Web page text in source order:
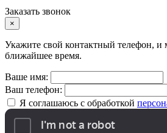
Заказать звонок
×
Укажите свой контактный телефон, и
ближайшее время.
Ваше имя:
Ваш телефон:
Я соглашаюсь с обработкой